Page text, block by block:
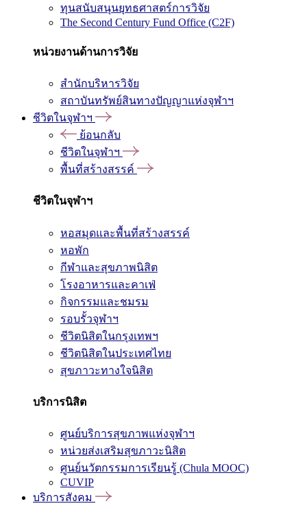
ทุนสนับสนุนยุทธศาสตร์การวิจัย
The Second Century Fund Office (C2F)
หน่วยงานด้านการวิจัย
สำนักบริหารวิจัย
สถาบันทรัพย์สินทางปัญญาแห่งจุฬาฯ
ชีวิตในจุฬาฯ
ย้อนกลับ
ชีวิตในจุฬาฯ
พื้นที่สร้างสรรค์
ชีวิตในจุฬาฯ
หอสมุดและพื้นที่สร้างสรรค์
หอพัก
กีฬาและสุขภาพนิสิต
โรงอาหารและคาเฟ่
กิจกรรมและชมรม
รอบรั้วจุฬาฯ
ชีวิตนิสิตในกรุงเทพฯ
ชีวิตนิสิตในประเทศไทย
สุขภาวะทางใจนิสิต
บริการนิสิต
ศูนย์บริการสุขภาพแห่งจุฬาฯ
หน่วยส่งเสริมสุขภาวะนิสิต
ศูนย์นวัตกรรมการเรียนรู้ (Chula MOOC)
CUVIP
บริการสังคม